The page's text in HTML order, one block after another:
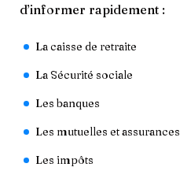
d’informer rapidement :
La caisse de retraite
La Sécurité sociale
Les banques
Les mutuelles et assurances
Les impôts